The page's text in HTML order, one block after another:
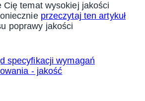
Cię temat wysokiej jakości
przeczytaj ten artykuł
poprawy jakości